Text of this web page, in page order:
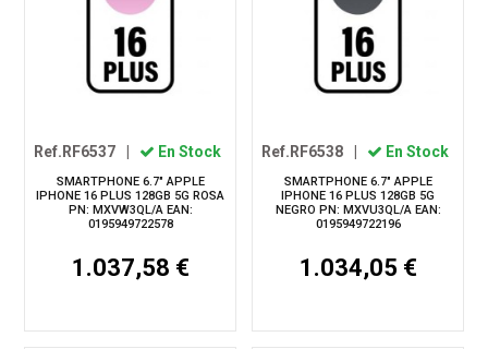
Ref.RF6537 | En Stock
SMARTPHONE 6.7" APPLE
IPHONE 16 PLUS 128GB 5G ROSA
PN: MXVW3QL/A EAN:
0195949722578
1.037,58 €
Ref.RF6538 | En Stock
SMARTPHONE 6.7" APPLE
IPHONE 16 PLUS 128GB 5G
NEGRO PN: MXVU3QL/A EAN:
0195949722196
1.034,05 €